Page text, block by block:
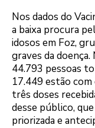
Nos dados do
a baixa procura
idosos em Foz,
graves da doença.
44.793 pessoas
17.449 estão
três doses
desse público,
priorizada e